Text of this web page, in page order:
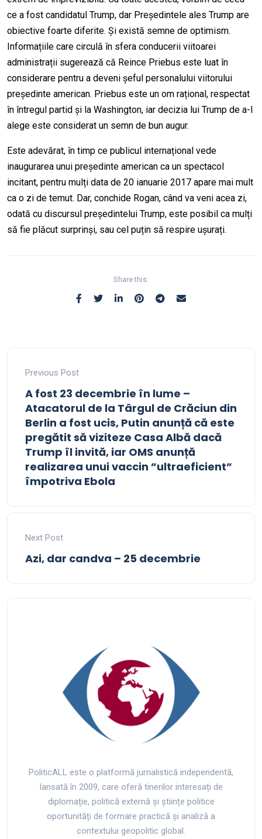
ce a fost candidatul Trump, dar Președintele ales Trump are
obiective foarte diferite. Și există semne de optimism.
Informațiile care circulă în sfera conducerii viitoarei
administrații sugerează că Reince Priebus este luat în
considerare pentru a deveni șeful personalului viitorului
președinte american. Priebus este un om rațional, respectat
în întregul partid și la Washington, iar decizia lui Trump de a-l
alege este considerat un semn de bun augur.
Este adevărat, în timp ce publicul internațional vede
inaugurarea unui președinte american ca un spectacol
incitant, pentru mulți data de 20 ianuarie 2017 apare mai mult
ca o zi de temut. Dar, conchide Rogan, când va veni acea zi,
odată cu discursul președintelui Trump, este posibil ca mulți
să fie plăcut surprinși, sau cel puțin să respire ușurați.
Share this:
Previous Post
A fost 23 decembrie în lume –
Atacatorul de la Târgul de Crăciun din
Berlin a fost ucis, Putin anunță că este
pregătit să viziteze Casa Albă dacă
Trump îl invită, iar OMS anunță
realizarea unui vaccin ”ultraeficient”
împotriva Ebola
Next Post
Azi, dar candva – 25 decembrie
PoliticALL este o platformă jurnalistică independentă,
lansată în 2009, care oferă tinerilor interesați de
diplomație, politică externă și științe politice
oportunități de formare practică și analiză a
contextului geopolitic global.